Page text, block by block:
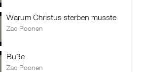
Warum Christus sterben musste
Zac Poonen
Buße
Zac Poonen